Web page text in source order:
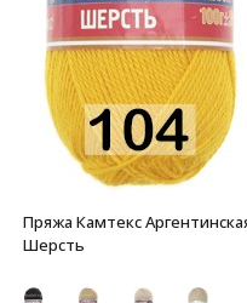
Пряжа Камтекс
Шерсть